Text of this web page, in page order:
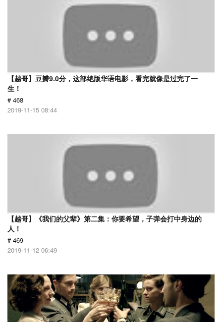
【越哥】豆瓣9.0分，这部绝版华语电影，看完就像是过完了一
生！
# 468
2019-11-15 08:44
【越哥】《我们的父辈》第二集：你要希望，子弹会打中身边的
人！
# 469
2019-11-12 06:49